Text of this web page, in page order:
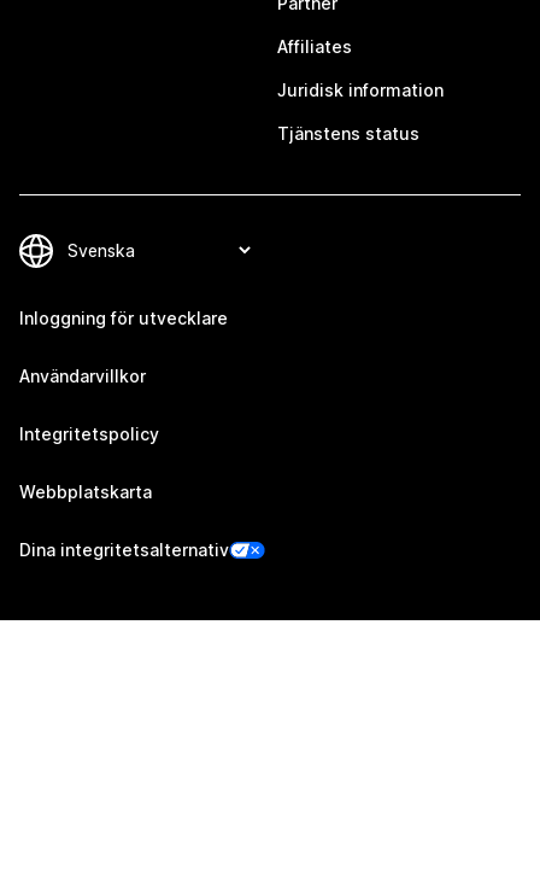
Affiliates
Juridisk information
Tjänstens status
Inloggning för utvecklare
Användarvillkor
Integritetspolicy
Webbplatskarta
Dina integritetsalternativ